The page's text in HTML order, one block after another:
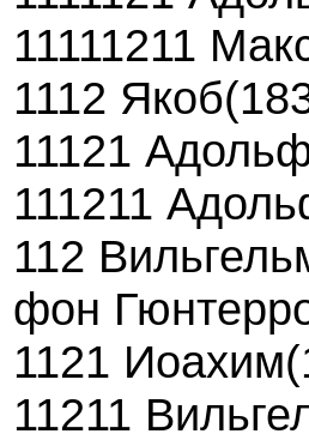
11111211
1112
11121
111211
112
фон
1121
11211